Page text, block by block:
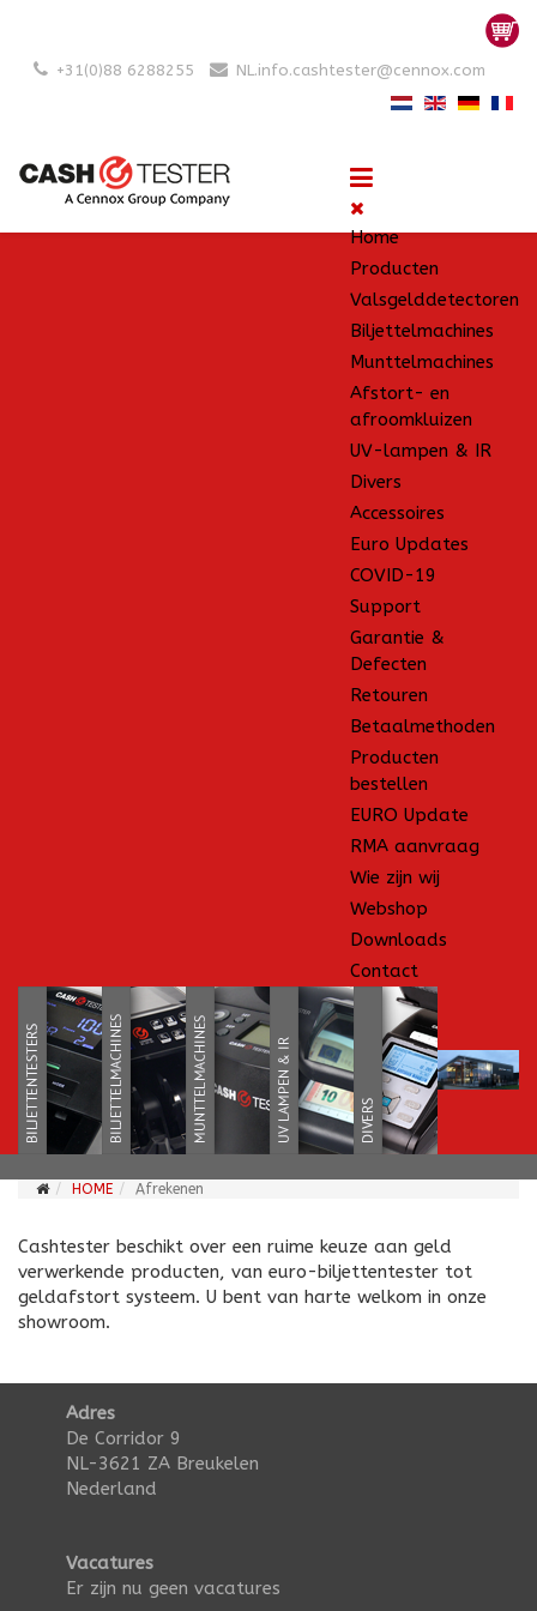
+31(0)88 6288255 NL.info.cashtester@cennox.com
Home
Producten
Valsgelddetectoren
Biljettelmachines
Munttelmachines
Afstort- en
afroomkluizen
UV-lampen & IR
Divers
Accessoires
Euro Updates
COVID-19
Support
Garantie &
Defecten
Retouren
Betaalmethoden
Producten
bestellen
EURO Update
RMA aanvraag
Wie zijn wij
Webshop
Downloads
Contact
HOME Afrekenen
Cashtester beschikt over een ruime keuze aan geld
verwerkende producten, van euro-biljettentester tot
geldafstort systeem. U bent van harte welkom in onze
showroom.
Adres
De Corridor 9
NL-3621 ZA Breukelen
Nederland
Vacatures
Er zijn nu geen vacatures